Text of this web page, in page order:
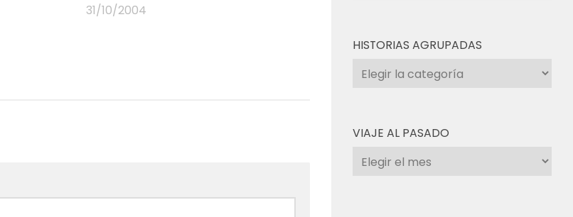
31/10/2004
HISTORIAS AGRUPADAS
Historias
agrupadas
VIAJE AL PASADO
Viaje